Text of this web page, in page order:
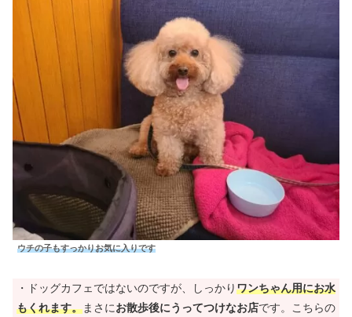
ウチの子もすっかりお気に入りです
・ドッグカフェではないのですが、しっかりワンちゃん用にお水
もくれます。まさにお散歩後にうってつけなお店です。こちらの